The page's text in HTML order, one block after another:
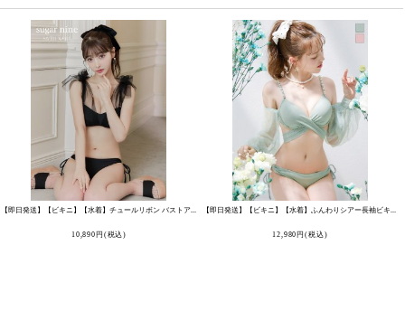
[MG-K015-B-F
[M208-SW-23RC-2]
10,890 円 (税込) 12,980 円(税込)